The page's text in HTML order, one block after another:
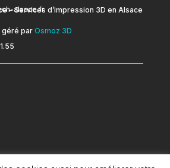
alsace.fr
– Services d’impression 3D en Alsace
géré par Osmoz 3D